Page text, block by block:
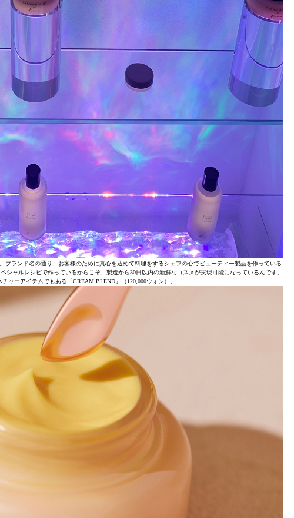
ブランド名の通り、お客様のために真心を込めて料理をするシェフの心でビューティー製品を作っている
ャルレシピで作っているからこそ、製造から30日以内の新鮮なコスメが実現可能になっているんです。
ャーアイテムでもある「CREAM BLEND」（120,000ウォン）。